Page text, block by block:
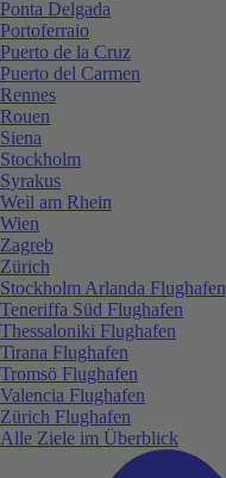
Ponta Delgada
Portoferraio
Puerto de la Cruz
Puerto del Carmen
Rennes
Rouen
Siena
Stockholm
Syrakus
Weil am Rhein
Wien
Zagreb
Zürich
Stockholm Arlanda Flughafen
Teneriffa Süd Flughafen
Thessaloniki Flughafen
Tirana Flughafen
Tromsö Flughafen
Valencia Flughafen
Zürich Flughafen
Alle Ziele im Überblick